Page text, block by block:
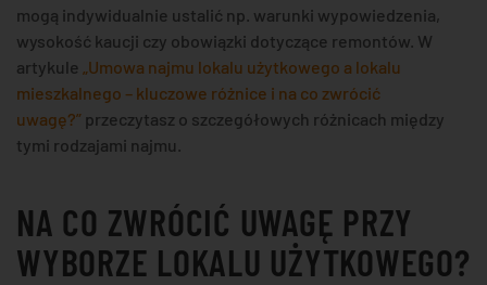
mogą indywidualnie ustalić np. warunki wypowiedzenia,
wysokość kaucji czy obowiązki dotyczące remontów. W
artykule „Umowa najmu lokalu użytkowego a lokalu
mieszkalnego – kluczowe różnice i na co zwrócić
uwagę?” przeczytasz o szczegółowych różnicach między
tymi rodzajami najmu.
NA CO ZWRÓCIĆ UWAGĘ PRZY
WYBORZE LOKALU UŻYTKOWEGO?